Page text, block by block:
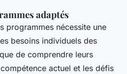
adaptés
programmes nécessite une
besoins individuels des
de comprendre leurs
actuel et les défis